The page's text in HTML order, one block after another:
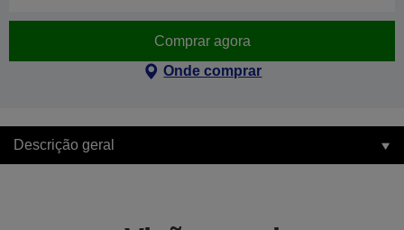
Comprar agora
Onde comprar
Descrição geral